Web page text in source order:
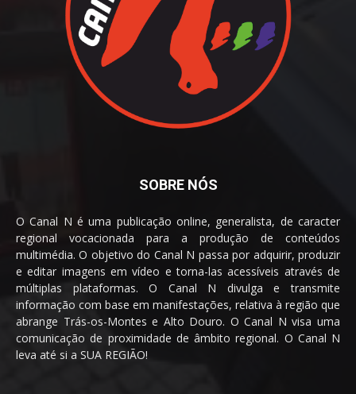
SOBRE NÓS
O Canal N é uma publicação online, generalista, de caracter
regional vocacionada para a produção de conteúdos
multimédia. O objetivo do Canal N passa por adquirir, produzir
e editar imagens em vídeo e torna-las acessíveis através de
múltiplas plataformas. O Canal N divulga e transmite
informação com base em manifestações, relativa à região que
abrange Trás-os-Montes e Alto Douro. O Canal N visa uma
comunicação de proximidade de âmbito regional. O Canal N
leva até si a SUA REGIÃO!